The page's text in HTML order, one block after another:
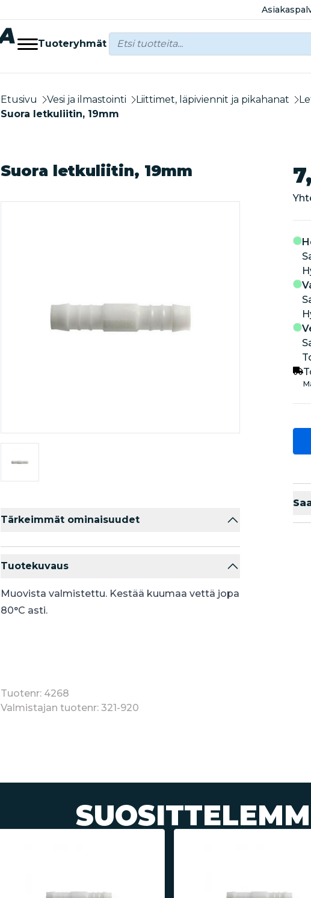
Tuoteryhmät
Etusivu Vesi ja ilmastointi Liittimet, läpiviennit ja pikahanat
Suora letkuliitin, 19mm
Suora letkuliitin, 19mm
Tärkeimmät ominaisuudet
Tuotekuvaus
Muovista valmistettu. Kestää kuumaa vettä jopa
80°C asti.
Tuotenr: 4268
Valmistajan tuotenr: 321-920